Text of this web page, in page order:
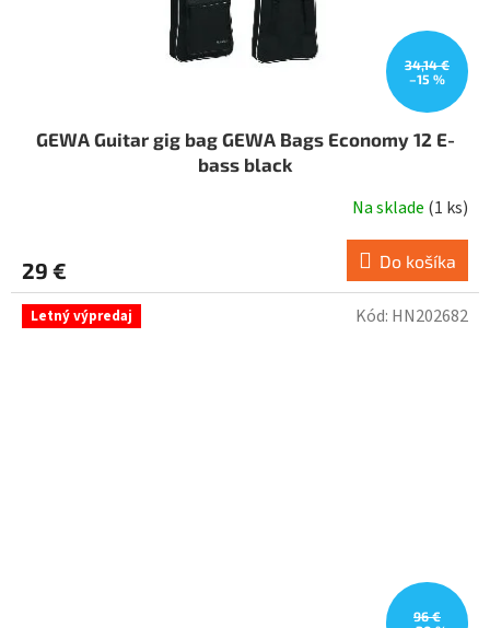
34,14 €
–15 %
GEWA Guitar gig bag GEWA Bags Economy 12 E-
bass black
Na sklade (1 ks)
29 € Do košíka
Letný výpredaj
96 €
Kód: HN202682